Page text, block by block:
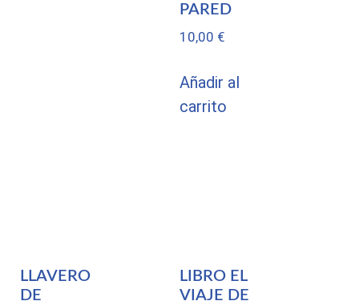
PARED
10,00 €
Añadir al
carrito
LLAVERO
DE
LIBRO EL
VIAJE DE